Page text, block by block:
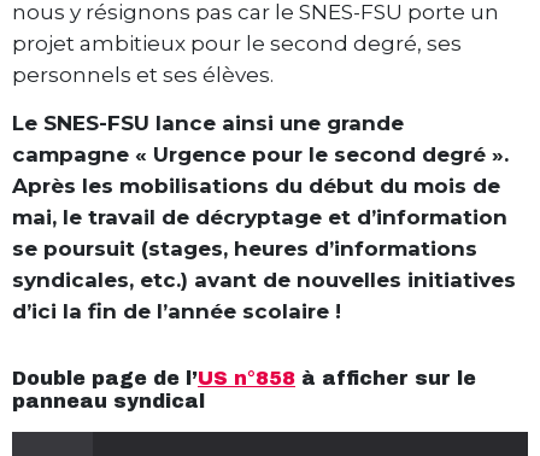
nous y résignons pas car le SNES-FSU porte un
projet ambitieux pour le second degré, ses
personnels et ses élèves.
Le SNES-FSU lance ainsi une grande
campagne « Urgence pour le second degré ».
Après les mobilisations du début du mois de
mai, le travail de décryptage et d’information
se poursuit (stages, heures d’informations
syndicales, etc.) avant de nouvelles initiatives
d’ici la fin de l’année scolaire !
Double page de l’US n°858 à afficher sur le
panneau syndical